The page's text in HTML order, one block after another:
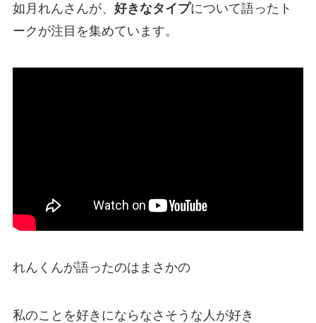
如月れんさんが、 好きなタイプについて語ったト
ークが注目を集めています。
れんくんが語ったのはまさかの
私のことを好きにならなさそうな人が好き